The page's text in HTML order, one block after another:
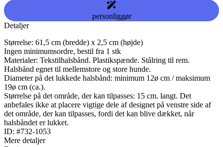
personliggør
Detaljer
Størrelse: 61,5 cm (bredde) x 2,5 cm (højde)
Ingen minimumsordre, bestil fra 1 stk
Materialer: Tekstilhalsbånd. Plastikspænde. Stålring til rem.
Halsbånd egnet til mellemstore og store hunde.
Diameter på det lukkede halsbånd: minimum 12ø cm / maksimum
19ø cm (ca.).
Størrelse på det område, der kan tilpasses: 15 cm. langt. Det
anbefales ikke at placere vigtige dele af designet på venstre side af
det område, der kan tilpasses, fordi det kan blive dækket, når
halsbåndet er lukket.
ID: #732-1053
Mere detaljer